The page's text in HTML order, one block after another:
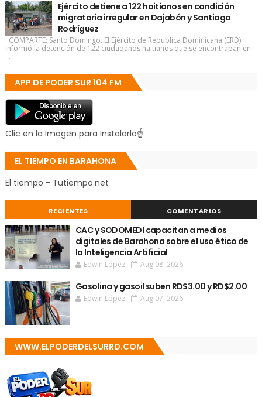
Ejército detiene a 122 haitianos en condición
migratoria irregular en Dajabón y Santiago
Rodríguez
COMPARTE: Santo Domingo. El Ejército de República Dominicana (ERD)
informó la detención de 122 ciudadanos haitianos que se encontraban en
...
APP DE PODER SUR 104 FM
Clic en la Imagen para Instalarlo☝
EL TIEMPO EN BARAHONA
El tiempo - Tutiempo.net
RECIENTES COMENTARIOS
CAC y SODOMEDI capacitan a medios
digitales de Barahona sobre el uso ético de
la Inteligencia Artificial
Edwin López Aug 08, 2026
Gasolina y gasoil suben RD$3.00 y RD$2.00
Edwin López Aug 07, 2026
WWW.ELPODERDELSURRD.COM